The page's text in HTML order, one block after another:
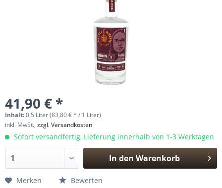
41,90 € *
Inhalt:0.5 Liter (83,80 € * / 1 Liter)
inkl. MwSt., zzgl. Versandkosten
Sofort versandfertig, Lieferung innerhalb von 1-3 Werktagen
In den Warenkorb
Merken Bewerten